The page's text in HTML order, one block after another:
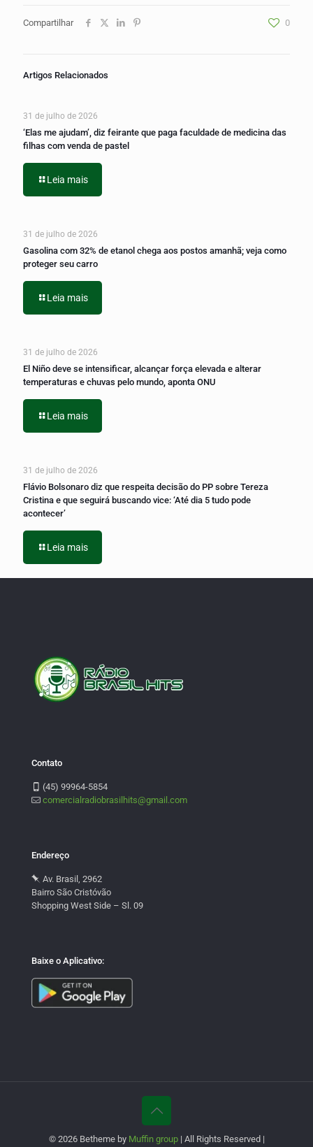
Compartilhar 0
Artigos Relacionados
31 de julho de 2026
‘Elas me ajudam’, diz feirante que paga faculdade de medicina das
filhas com venda de pastel
Leia mais
31 de julho de 2026
Gasolina com 32% de etanol chega aos postos amanhã; veja como
proteger seu carro
Leia mais
31 de julho de 2026
El Niño deve se intensificar, alcançar força elevada e alterar
temperaturas e chuvas pelo mundo, aponta ONU
Leia mais
31 de julho de 2026
Flávio Bolsonaro diz que respeita decisão do PP sobre Tereza
Cristina e que seguirá buscando vice: ‘Até dia 5 tudo pode
acontecer’
Leia mais
Contato
(45) 99964-5854
comercialradiobrasilhits@gmail.com
Endereço
Av. Brasil, 2962
Bairro São Cristóvão
Shopping West Side – Sl. 09
Baixe o Aplicativo:
© 2026 Betheme by Muffin group| All Rights Reserved |